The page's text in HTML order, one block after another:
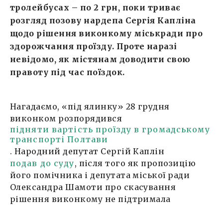
тролейбусах – по 2 грн, поки триває
розгляд позову нардепа Сергія Капліна
щодо рішення виконкому міськради про
здорожчання проїзду. Проте наразі
невідомо, як містянам доводити свою
правоту під час поїздок.
Нагадаємо, «під ялинку» 28 грудня
виконком розпорядився
підняти вартість проїзду в громадському
транспорті Полтави
. Народний депутат Сергій Каплін
подав до суду, після того як пропозицію
його помічника і депутата міської ради
Олександра Шамоти про скасування
рішення виконкому не підтримала